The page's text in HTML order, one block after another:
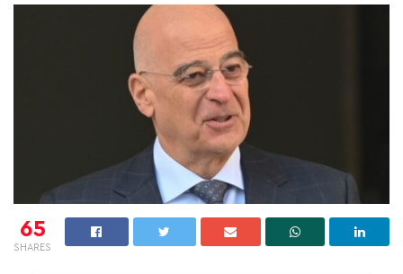
65
SHARES